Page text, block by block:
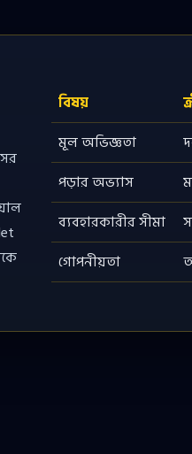
বিষয়
মূল অভিজ্ঞতা
পড়ার অভ্যাস
ব্যবহারকারীর সীমা
গোপনীয়তা